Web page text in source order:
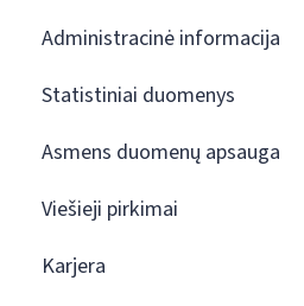
Administracinė informacija
Statistiniai duomenys
Asmens duomenų apsauga
Viešieji pirkimai
Karjera